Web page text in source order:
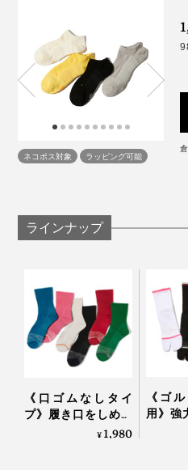
使用感には個人差があり
ネコポス対象 ラッピング可能
ラインナップ
《口ゴムなしタイ
プ》履き口をしめつ
けない疲れしらずの
¥1,980
《ゴ
用》強
しっ